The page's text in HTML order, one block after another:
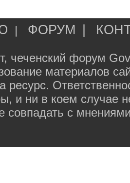
| ФОРУМ
чеченский форум
материалов
ресурс.
и ни в коем случае
совпадать с